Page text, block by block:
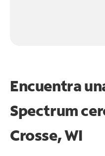
Encuentra
Spectrum
Crosse, WI